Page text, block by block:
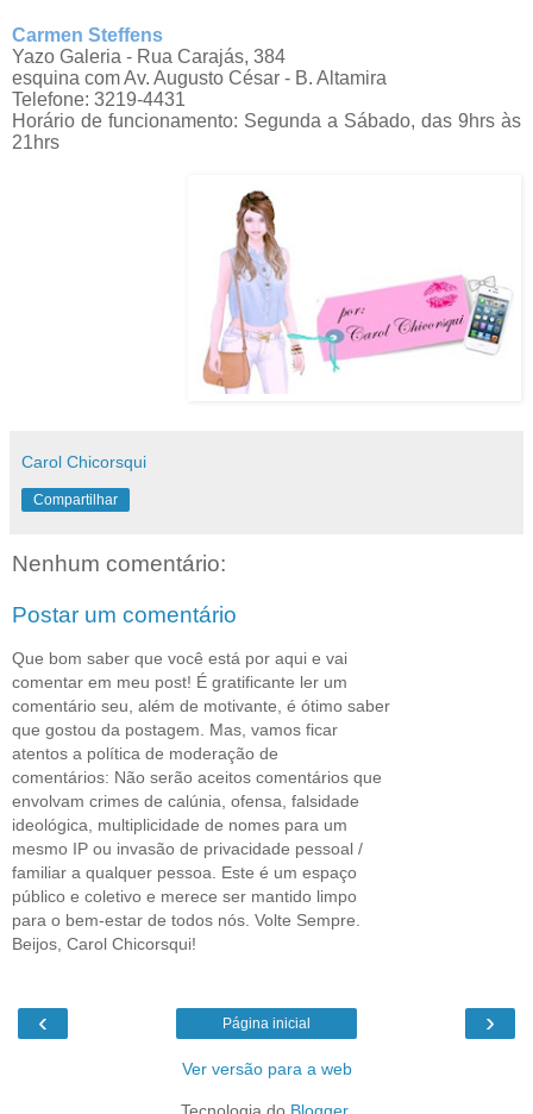
Carmen Steffens
Yazo Galeria - Rua Carajás, 384
esquina com Av. Augusto César - B. Altamira
Telefone: 3219-4431
Horário de funcionamento: Segunda a Sábado, das 9hrs às
21hrs
Carol Chicorsqui
Compartilhar
Nenhum comentário:
Postar um comentário
Que bom saber que você está por aqui e vai
comentar em meu post! É gratificante ler um
comentário seu, além de motivante, é ótimo saber
que gostou da postagem. Mas, vamos ficar
atentos a política de moderação de
comentários: Não serão aceitos comentários que
envolvam crimes de calúnia, ofensa, falsidade
ideológica, multiplicidade de nomes para um
mesmo IP ou invasão de privacidade pessoal /
familiar a qualquer pessoa. Este é um espaço
público e coletivo e merece ser mantido limpo
para o bem-estar de todos nós. Volte Sempre.
Beijos, Carol Chicorsqui!
‹ ›
Página inicial
Ver versão para a web